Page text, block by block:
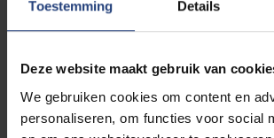
Toestemming Details
Deze website maakt gebruik van
We gebruiken cookies om content en
personaliseren, om functies voor social